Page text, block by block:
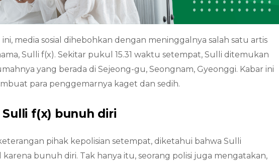
media sosial dihebohkan dengan meninggalnya salah satu artis
Sulli f(x). Sekitar pukul 15.31 waktu setempat, Sulli ditemukan
yang berada di Sejeong-gu, Seongnam, Gyeonggi. Kabar ini
para penggemarnya kaget dan sedih.
f(x) bunuh diri
pihak kepolisian setempat, diketahui bahwa Sulli
karena bunuh diri. Tak hanya itu, seorang polisi juga mengatakan,